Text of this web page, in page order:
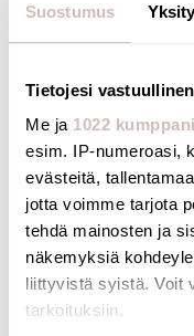
Suostumus
Tietojesi
Me ja 1022
esim. IP-numeroasi,
evästeitä,
jotta voimme tarjota
tehdä mainosten ja
näkemyksiä
liittyvistä syistä. Voit
tarkoituksiin.
Verkkokauppaa
toimittaa tuotteet
tuotteillamme on